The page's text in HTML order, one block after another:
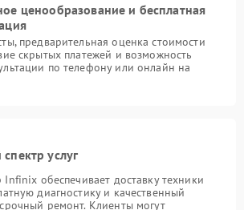
ценообразование и бесплатная
предварительная оценка стоимости
скрытых платежей и возможность
по телефону или онлайн на
услуг
обеспечивает доставку техники
диагностику и качественный
ремонт. Клиенты могут